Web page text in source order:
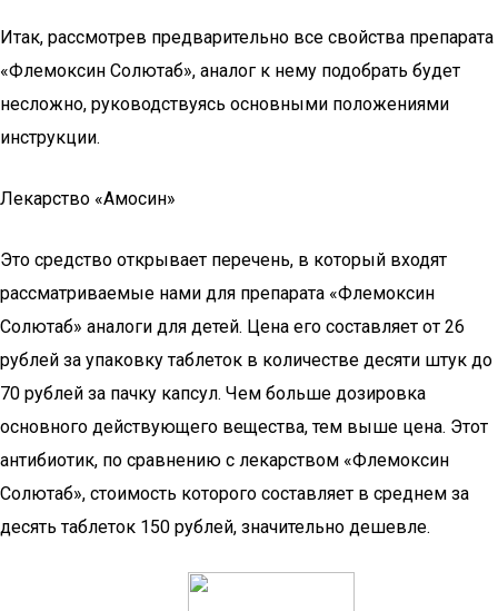
Итак, рассмотрев предварительно все свойства препарата
«Флемоксин Солютаб», аналог к нему подобрать будет
несложно, руководствуясь основными положениями
инструкции.
Лекарство «Амосин»
Это средство открывает перечень, в который входят
рассматриваемые нами для препарата «Флемоксин
Солютаб» аналоги для детей. Цена его составляет от 26
рублей за упаковку таблеток в количестве десяти штук до
70 рублей за пачку капсул. Чем больше дозировка
основного действующего вещества, тем выше цена. Этот
антибиотик, по сравнению с лекарством «Флемоксин
Солютаб», стоимость которого составляет в среднем за
десять таблеток 150 рублей, значительно дешевле.